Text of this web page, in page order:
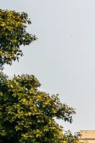
ख्वाहिशों
का
दलदल